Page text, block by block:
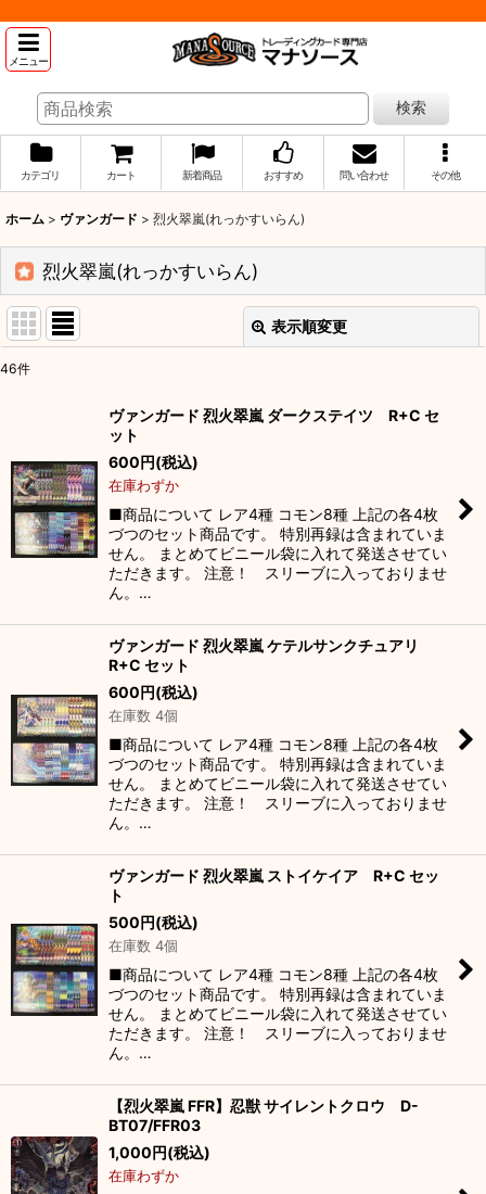
メニュー
検索
カテゴリ カート 新着商品 おすすめ 問い合わせ その他
ホーム > ヴァンガード > 烈火翠嵐(れっかすいらん)
烈火翠嵐(れっかすいらん)
表示順変更
絞り込む
46件
ヴァンガード 烈火翠嵐 ダークステイツ R+C セ
ット
600円(税込)
在庫わずか
■商品について レア4種 コモン8種 上記の各4枚
づつのセット商品です。 特別再録は含まれていま
せん。 まとめてビニール袋に入れて発送させてい
ただきます。 注意！ スリーブに入っておりませ
ん。…
ヴァンガード 烈火翠嵐 ケテルサンクチュアリ
R+C セット
600円(税込)
在庫数 4個
■商品について レア4種 コモン8種 上記の各4枚
づつのセット商品です。 特別再録は含まれていま
せん。 まとめてビニール袋に入れて発送させてい
ただきます。 注意！ スリーブに入っておりませ
ん。…
ヴァンガード 烈火翠嵐 ストイケイア R+C セッ
ト
500円(税込)
在庫数 4個
■商品について レア4種 コモン8種 上記の各4枚
づつのセット商品です。 特別再録は含まれていま
せん。 まとめてビニール袋に入れて発送させてい
ただきます。 注意！ スリーブに入っておりませ
ん。…
【烈火翠嵐 FFR】忍獣 サイレントクロウ D-
BT07/FFR03
1,000円(税込)
在庫わずか